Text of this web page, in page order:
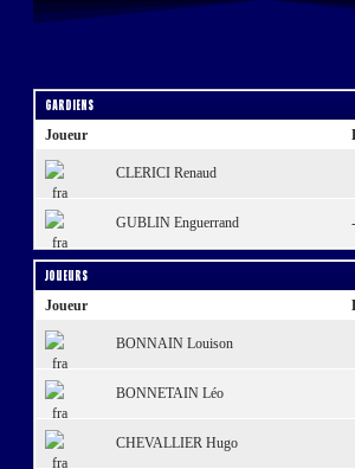
Gardiens
Joueur
CLERICI Renaud
GUBLIN Enguerrand -
Joueurs
Joueur
BONNAIN Louison
BONNETAIN Léo
CHEVALLIER Hugo